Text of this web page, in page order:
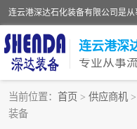
连云港深
当前位置： 首页 > 供应商机 >
装备
鹤管